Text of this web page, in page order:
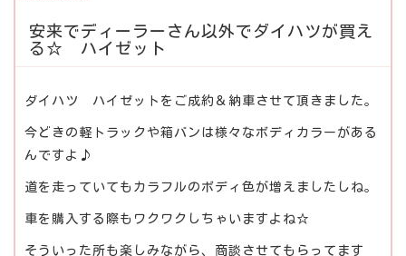
安来でディーラーさん以外でダイハツが買え
る☆ ハイゼット
ダイハツ ハイゼットをご成約＆納車させて頂きました。
今どきの軽トラックや箱バンは様々なボディカラーがある
んですよ♪
道を走っていてもカラフルのボディ色が増えましたしね。
車を購入する際もワクワクしちゃいますよね☆
そういった所も楽しみながら、商談させてもらってます